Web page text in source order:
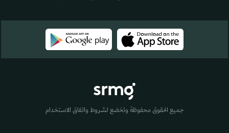
جميع الحقوق محفوظة وتخضع لشروط واتفاق الاستخدام